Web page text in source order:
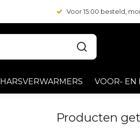
Voor 15:00 besteld,
HARSVERWARMERS VOOR- EN
Producten